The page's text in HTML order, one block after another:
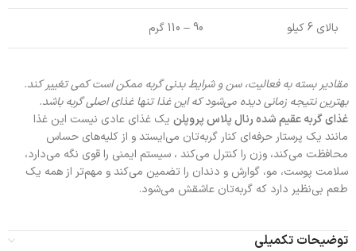
بالای 6 کیلو 90 – 110 گرم
مقادیر بسته به فعالیت، سن و شرایط بدنی گربه ممکن است کمی تغییر کند.
بهترین نتیجه زمانی دیده می‌شود که این غذا تنها غذای اصلی گربه باشد.
غذای گربه عقیم شده رنال پلاس پروپلن یک غذای عادی نیست این غذا
مانند یک پرستار حرفه‌ای کنار گربه‌تان می‌ایستد و از کلیه‌های حساس
محافظت می‌کند، وزن را کنترل می‌کند ، سیستم ایمنی را قوی نگه می‌دارد،
سلامت پوست، مو، گوارش و دندان را تضمین می‌کند و مهم‌تر از همه یک
طعم بی‌نظیر دارد که گربه‌تان عاشقش می‌شود.
توضیحات تکمیلی